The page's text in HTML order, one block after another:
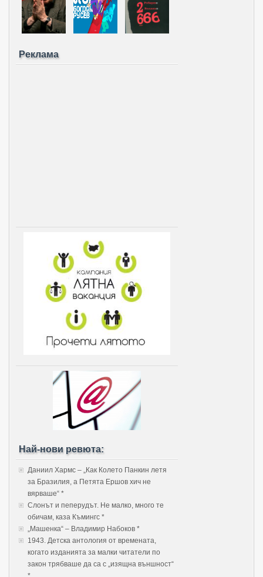
Реклама
Най-нови ревюта:
Даниил Хармс – „Как Колето Панкин летя
за Бразилия, а Петята Ершов хич не
вярваше“ *
Слонът и пеперудът. Не малко, много те
обичам, каза Къмингс *
„Машенка“ – Владимир Набоков *
1943. Детска антология от времената,
когато изданията за малки читатели по
закон трябваше да са с „изящна външност“